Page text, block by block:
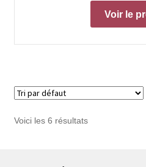
Voir le
Voici les 6 résultats